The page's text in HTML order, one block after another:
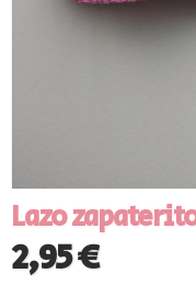
Lazo
2,95 €